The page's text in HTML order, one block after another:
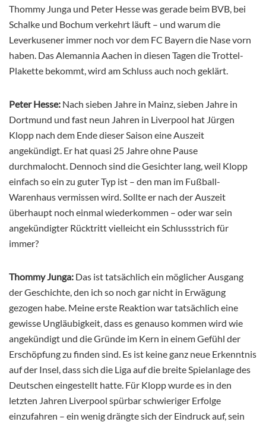
Thommy Junga und Peter Hesse was gerade beim BVB, bei
Schalke und Bochum verkehrt läuft – und warum die
Leverkusener immer noch vor dem FC Bayern die Nase vorn
haben. Das Alemannia Aachen in diesen Tagen die Trottel-
Plakette bekommt, wird am Schluss auch noch geklärt.
Peter Hesse: Nach sieben Jahre in Mainz, sieben Jahre in
Dortmund und fast neun Jahren in Liverpool hat Jürgen
Klopp nach dem Ende dieser Saison eine Auszeit
angekündigt. Er hat quasi 25 Jahre ohne Pause
durchmalocht. Dennoch sind die Gesichter lang, weil Klopp
einfach so ein zu guter Typ ist – den man im Fußball-
Warenhaus vermissen wird. Sollte er nach der Auszeit
überhaupt noch einmal wiederkommen – oder war sein
angekündigter Rücktritt vielleicht ein Schlussstrich für
immer?
Thommy Junga: Das ist tatsächlich ein möglicher Ausgang
der Geschichte, den ich so noch gar nicht in Erwägung
gezogen habe. Meine erste Reaktion war tatsächlich eine
gewisse Ungläubigkeit, dass es genauso kommen wird wie
angekündigt und die Gründe im Kern in einem Gefühl der
Erschöpfung zu finden sind. Es ist keine ganz neue Erkenntnis
auf der Insel, dass sich die Liga auf die breite Spielanlage des
Deutschen eingestellt hatte. Für Klopp wurde es in den
letzten Jahren Liverpool spürbar schwieriger Erfolge
einzufahren – ein wenig drängte sich der Eindruck auf, sein